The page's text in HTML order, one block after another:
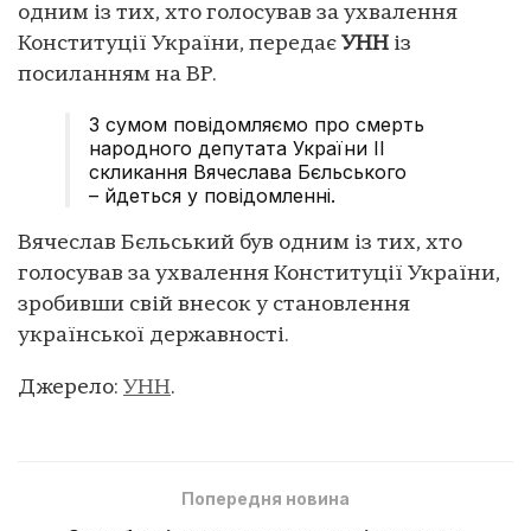
одним із тих, хто голосував за ухвалення
Конституції України, передає УНН із
посиланням на ВР.
З сумом повідомляємо про смерть
народного депутата України II
скликання Вячеслава Бєльського
– йдеться у повідомленні.
Вячеслав Бєльський був одним із тих, хто
голосував за ухвалення Конституції України,
зробивши свій внесок у становлення
української державності.
Джерело: УНН.
Попередня новина